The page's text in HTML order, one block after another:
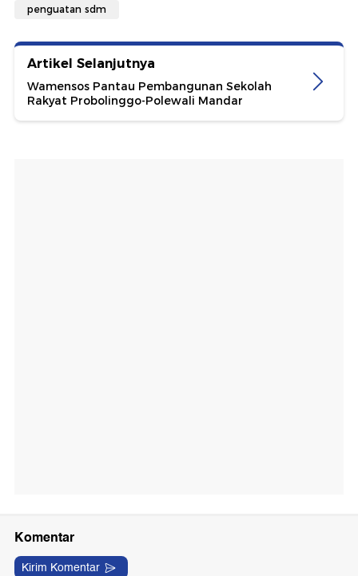
penguatan sdm
Artikel Selanjutnya
Wamensos Pantau Pembangunan Sekolah
Rakyat Probolinggo-Polewali Mandar